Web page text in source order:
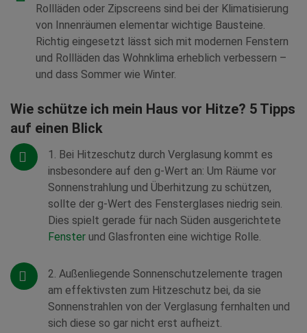
Rollläden oder Zipscreens sind bei der Klimatisierung
von Innenräumen elementar wichtige Bausteine.
Richtig eingesetzt lässt sich mit modernen Fenstern
und Rollläden das Wohnklima erheblich verbessern –
und dass Sommer wie Winter.
Wie schütze ich mein Haus vor Hitze? 5 Tipps
auf einen Blick
1. Bei Hitzeschutz durch Verglasung kommt es
insbesondere auf den g-Wert an: Um Räume vor
Sonnenstrahlung und Überhitzung zu schützen,
sollte der g-Wert des Fensterglases niedrig sein.
Dies spielt gerade für nach Süden ausgerichtete
Fenster und Glasfronten eine wichtige Rolle.
2. Außenliegende Sonnenschutzelemente tragen
am effektivsten zum Hitzeschutz bei, da sie
Sonnenstrahlen von der Verglasung fernhalten und
sich diese so gar nicht erst aufheizt.